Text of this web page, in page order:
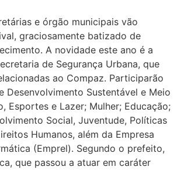
e órgão municipais vão
graciosamente batizado de
A novidade este ano é a
de Segurança Urbana, que
ao Compaz. Participarão
Desenvolvimento Sustentável e Meio
Esportes e Lazer; Mulher; Educação;
Social, Juventude, Políticas
Humanos, além da Empresa
(Emprel). Segundo o prefeito,
que passou a atuar em caráter